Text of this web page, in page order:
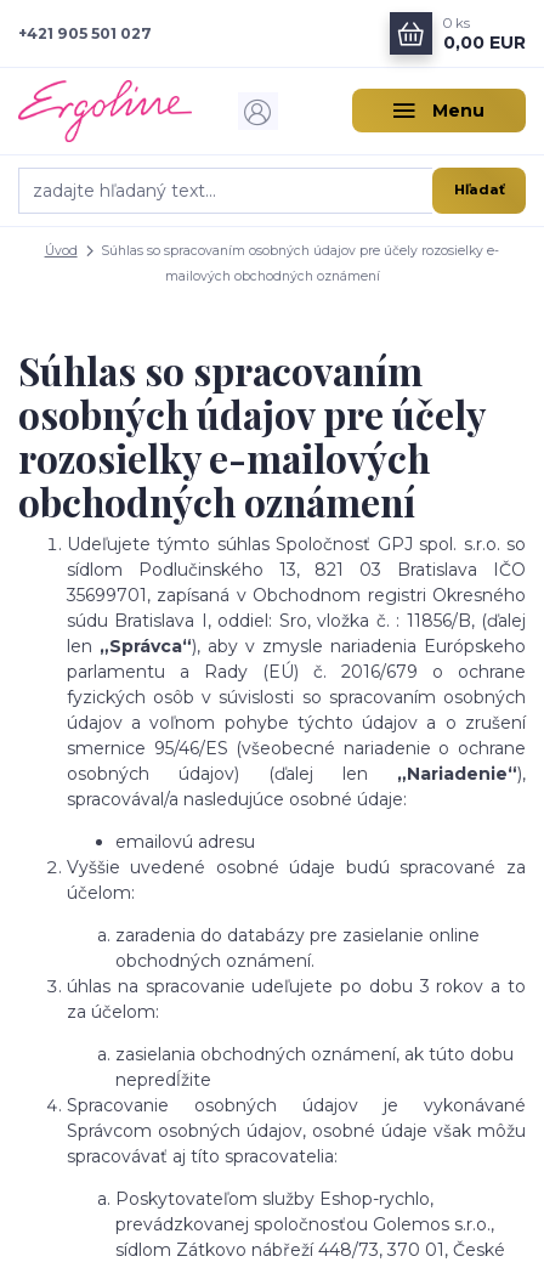
Menu
Hľadať
+421 905 501 027
0 ks
0,00 EUR
Úvod
Súhlas so spracovaním osobných údajov pre účely rozosielky e-
mailových obchodných oznámení
Súhlas so spracovaním
osobných údajov pre účely
rozosielky e-mailových
obchodných oznámení
Udeľujete týmto súhlas Spoločnosť GPJ spol. s.r.o. so
sídlom Podlučinského 13, 821 03 Bratislava IČO
35699701, zapísaná v Obchodnom registri Okresného
súdu Bratislava I, oddiel: Sro, vložka č. : 11856/B, (ďalej
len „Správca“), aby v zmysle nariadenia Európskeho
parlamentu a Rady (EÚ) č. 2016/679 o ochrane
fyzických osôb v súvislosti so spracovaním osobných
údajov a voľnom pohybe týchto údajov a o zrušení
smernice 95/46/ES (všeobecné nariadenie o ochrane
osobných údajov) (ďalej len „Nariadenie“),
spracovával/a nasledujúce osobné údaje:
emailovú adresu
Vyššie uvedené osobné údaje budú spracované za
účelom:
zaradenia do databázy pre zasielanie online
obchodných oznámení.
úhlas na spracovanie udeľujete po dobu 3 rokov a to
za účelom:
zasielania obchodných oznámení, ak túto dobu
nepredĺžite
Spracovanie osobných údajov je vykonávané
Správcom osobných údajov, osobné údaje však môžu
spracovávať aj títo spracovatelia:
Poskytovateľom služby Eshop-rychlo,
prevádzkovanej spoločnosťou Golemos s.r.o.,
sídlom Zátkovo nábřeží 448/73, 370 01, České